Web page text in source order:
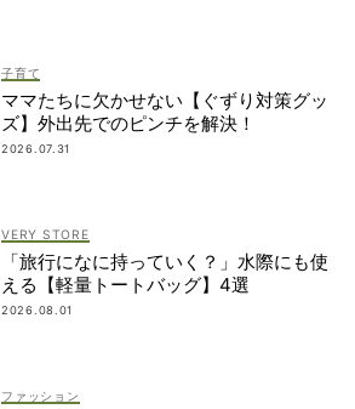
子育て
ママたちに欠かせない【ぐずり対策グッ
ズ】外出先でのピンチを解決！
2026.07.31
VERY STORE
「旅行になに持っていく？」水際にも使
える【軽量トートバッグ】4選
2026.08.01
ファッション